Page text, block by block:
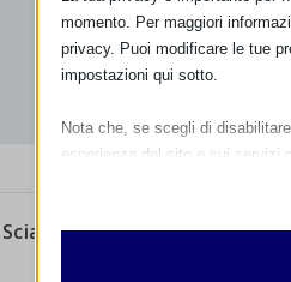
momento. Per maggiori
privacy. Puoi modificare le tue
impostazioni qui sotto.
Nota che, se scegli di
esperienza del sito e sui servizi